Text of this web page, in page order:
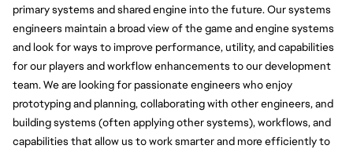
primary systems and shared engine into the future. Our systems
engineers maintain a broad view of the game and engine systems
and look for ways to improve performance, utility, and capabilities
for our players and workflow enhancements to our development
team. We are looking for passionate engineers who enjoy
prototyping and planning, collaborating with other engineers, and
building systems (often applying other systems), workflows, and
capabilities that allow us to work smarter and more efficiently to